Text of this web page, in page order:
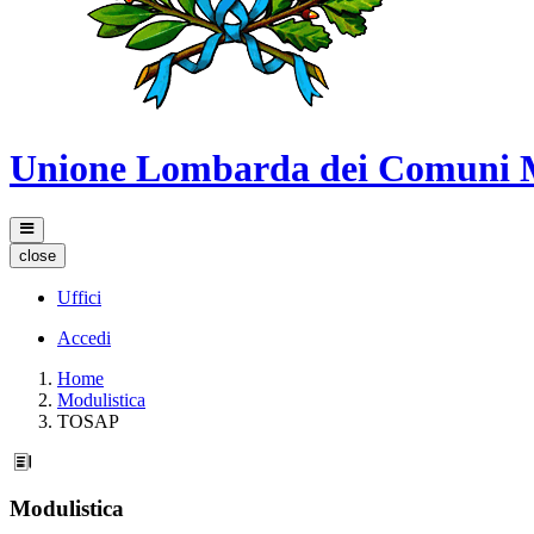
Unione Lombarda dei Comuni
close
Uffici
Accedi
Home
Modulistica
TOSAP
Modulistica